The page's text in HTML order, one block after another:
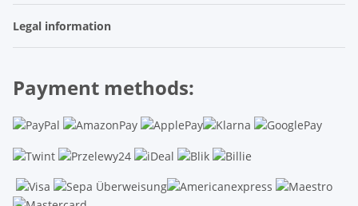
Legal information
Payment methods: